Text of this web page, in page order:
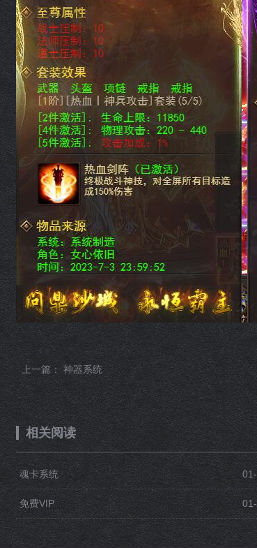
上一篇： 神器系统
相关阅读
魂卡系统
免费VIP